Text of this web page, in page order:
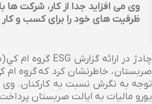
وی می افزاید جدا از کار، شرکت ها
ظرفیت های خود را برای کسب و کار
صربستان ، خاطرنشان کرد که گروه ام
یورو مالیات به ایالت صربستان